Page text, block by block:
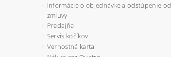
Informácie o objednávke a odstúpenie od
zmluvy
Predajňa
Servis kočíkov
Vernostná karta